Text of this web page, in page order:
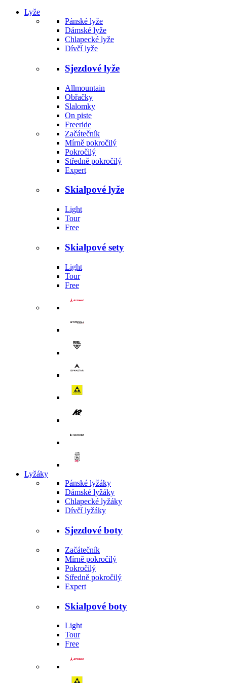
Lyže
Pánské lyže
Dámské lyže
Chlapecké lyže
Dívčí lyže
Sjezdové lyže
Allmountain
Obřačky
Slalomky
On piste
Freeride
Začátečník
Mírně pokročilý
Pokročilý
Středně pokročilý
Expert
Skialpové lyže
Light
Tour
Free
Skialpové sety
Light
Tour
Free
Lyžáky
Pánské lyžáky
Dámské lyžáky
Chlapecké lyžáky
Dívčí lyžáky
Sjezdové boty
Začátečník
Mírně pokročilý
Pokročilý
Středně pokročilý
Expert
Skialpové boty
Light
Tour
Free